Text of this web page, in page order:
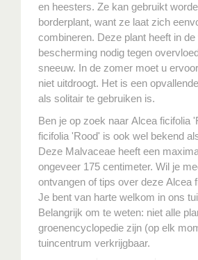
en heesters. Ze kan gebruikt
borderplant, want ze laat zich
combineren. Deze plant heeft in de
bescherming nodig tegen
sneeuw. In de zomer moet u
niet uitdroogt. Het is een
als solitair te gebruiken is.
Ben je op zoek naar Alcea ficifolia
ficifolia 'Rood' is ook wel bekend
Deze Malvaceae heeft een
ongeveer 175 centimeter. Wil je
ontvangen of tips over deze Alcea
Je bent van harte welkom in ons
Belangrijk om te weten: niet alle
groenencyclopedie zijn (op elk
tuincentrum verkrijgbaar.